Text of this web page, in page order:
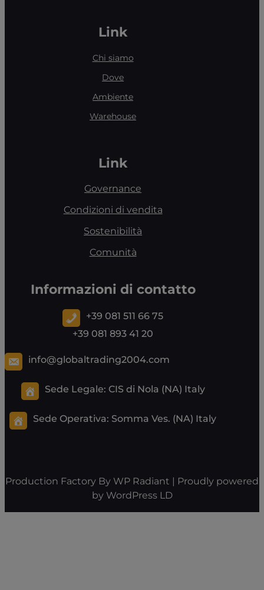
Link
Chi siamo
Dove
Ambiente
Warehouse
Link
Governance
Condizioni di vendita
Sostenibilità
Comunità
Informazioni di contatto
+39 081 511 66 75
+39 081 893 41 20
info@globaltrading2004.com
Sede Legale: CIS di Nola (NA) Italy
Sede Operativa: Somma Ves. (NA) Italy
Production Factory By WP Radiant | Proudly powered
by WordPressLD